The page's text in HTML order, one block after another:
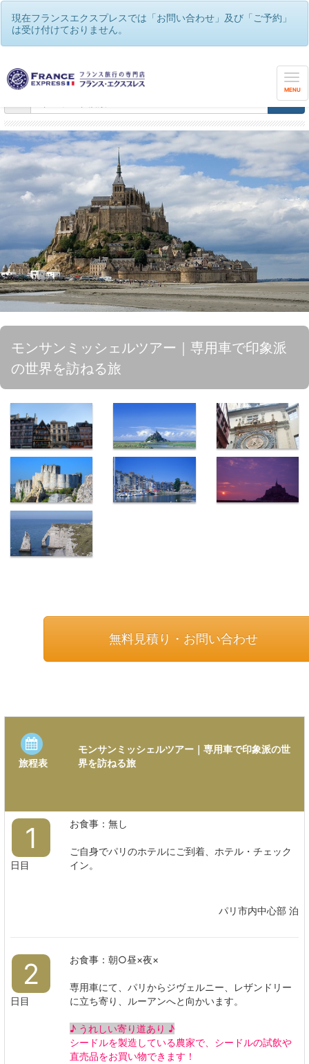
現在フランスエクスプレスでは「お問い合わせ」及び「ご予約」
は受け付けておりません。
MENU
フランスエクスプレス
/
王道モンサンミッシェルツアー・ロワール古城巡り
モンサンミッシェルツアー｜専用車で印象派
の世界を訪ねる旅
ルーアンのマ
ルシェ広場
モンサンミッ
シェル
ルーアンの大
時計
レザンドリー
無料見積り・お問い合わせ
旅程表
モンサンミッシェルツアー｜専用車で印象派の世
界を訪ねる旅
1
日目
お食事：無し
ご自身でパリのホテルにご到着、ホテル・チェック
イン。
パリ市内中心部 泊
2
日目
お食事：朝○昼×夜×
専用車にて、パリからジヴェルニー、レザンドリー
に立ち寄り、ルーアンへと向かいます。
♪ うれしい寄り道あり ♪
シードルを製造している農家で、シードルの試飲や
直売品をお買い物できます！